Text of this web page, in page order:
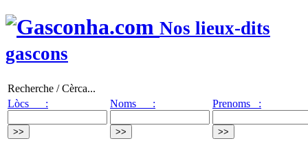
Nos lieux-dits
gascons
Recherche / Cèrca...
Lòcs :
Noms : Prenoms :